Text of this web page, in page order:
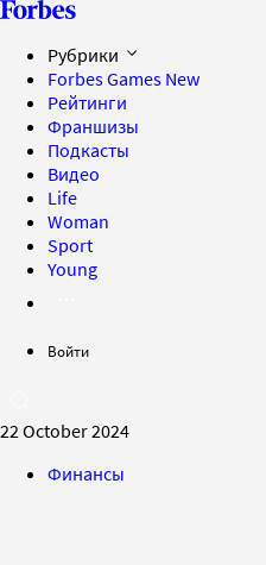
Рубрики
Forbes Games New
Рейтинги
Франшизы
Подкасты
Видео
Life
Woman
Sport
Young
Войти
22 October 2024
Финансы